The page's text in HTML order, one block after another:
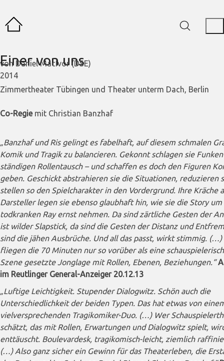
Einer von uns
von Daniel MacIvor (DSE)
2014
Zimmertheater Tübingen und Theater unterm Dach, Berlin
Co-Regiemit Christian Banzhaf
„Banzhaf und Ris gelingt es fabelhaft, auf diesem schmalen
Komik und Tragik zu balancieren. Gekonnt schlagen sie
ständigen Rollentausch – und schaffen es doch den Figuren
geben. Geschickt abstrahieren sie die Situationen, reduzieren
stellen so den Spielcharakter in den Vordergrund. Ihre Kräche
Darsteller legen sie ebenso glaubhaft hin, wie sie die Story um
todkranken Ray ernst nehmen. Da sind zärtliche Gesten der
ist wilder Slapstick, da sind die Gesten der Distanz und
sind die jähen Ausbrüche. Und all das passt, wirkt stimmig. (…)
fliegen die 70 Minuten nur so vorüber als eine
Szene gesetzte Jonglage mit Rollen, Ebenen, Beziehungen.“
im Reutlinger General-Anzeiger 20.12.13
„Luftige Leichtigkeit. Stupender Dialogwitz. Schön auch die
Unterschiedlichkeit der beiden Typen. Das hat etwas von
vielversprechenden Tragikomiker-Duo. (…) Wer
schätzt, das mit Rollen, Erwartungen und Dialogwitz spielt,
enttäuscht. Boulevardesk, tragikomisch-leicht, ziemlich
(…) Also ganz sicher ein Gewinn für das Theaterleben, die